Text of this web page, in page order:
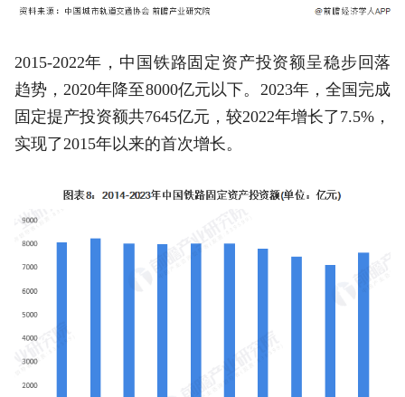
2015-2022年，中国铁路固定资产投资额呈稳步回落
趋势，2020年降至8000亿元以下。2023年，全国完成
固定提产投资额共7645亿元，较2022年增长了7.5%，
实现了2015年以来的首次增长。